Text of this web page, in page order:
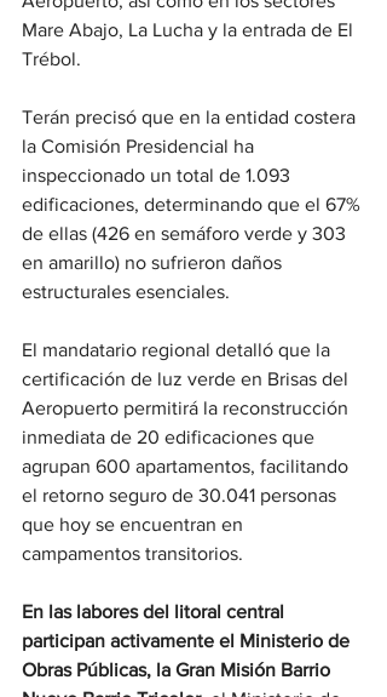
Mare Abajo, La Lucha y la entrada de El
Trébol.
Terán precisó que en la entidad costera
la Comisión Presidencial ha
inspeccionado un total de 1.093
edificaciones, determinando que el 67%
de ellas (426 en semáforo verde y 303
en amarillo) no sufrieron daños
estructurales esenciales.
El mandatario regional detalló que la
certificación de luz verde en Brisas del
Aeropuerto permitirá la reconstrucción
inmediata de 20 edificaciones que
agrupan 600 apartamentos, facilitando
el retorno seguro de 30.041 personas
que hoy se encuentran en
campamentos transitorios.
En las labores del litoral central
participan activamente el Ministerio de
Obras Públicas, la Gran Misión Barrio